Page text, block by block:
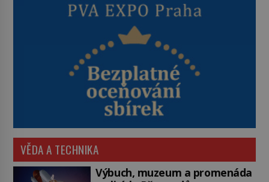
VĚDA A TECHNIKA
Výbuch, muzeum a promenáda